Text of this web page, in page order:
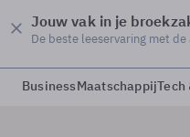
Jouw vak in je
De beste leeservaring met de
BusinessMaatschappijTech